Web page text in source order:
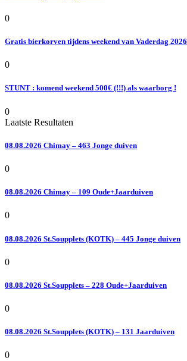
0
Gratis bierkorven tijdens weekend van Vaderdag 2026
0
STUNT : komend weekend 500€ (!!!) als waarborg !
0
Laatste Resultaten
08.08.2026 Chimay – 463 Jonge duiven
0
08.08.2026 Chimay – 109 Oude+Jaarduiven
0
08.08.2026 St.Soupplets (KOTK) – 445 Jonge duiven
0
08.08.2026 St.Soupplets – 228 Oude+Jaarduiven
0
08.08.2026 St.Soupplets (KOTK) – 131 Jaarduiven
0